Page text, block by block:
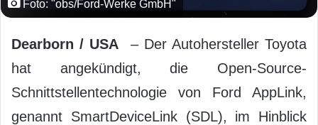
Foto: "obs/Ford-Werke GmbH"
Dearborn / USA – Der Autohersteller Toyota
hat angekündigt, die Open-Source-
Schnittstellentechnologie von Ford AppLink,
genannt SmartDeviceLink (SDL), im Hinblick